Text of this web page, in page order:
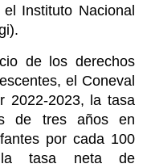
Instituto Nacional
de los derechos
el Coneval
2022-2023, la tasa
de tres años en
por cada 100
la tasa neta de